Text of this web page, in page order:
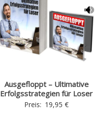
Ausgefloppt – Ultimative
Erfolgsstrategien für Loser
Preis: 19,95€